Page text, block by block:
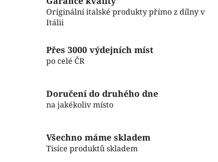
í
v
k
p
i
í
Originální italské produkty přímo z dílny v
Itálii
Přes 3000 výdejních míst
po celé ČR
Doručení do druhého dne
na jakékoliv místo
Všechno máme skladem
Tisíce produktů skladem